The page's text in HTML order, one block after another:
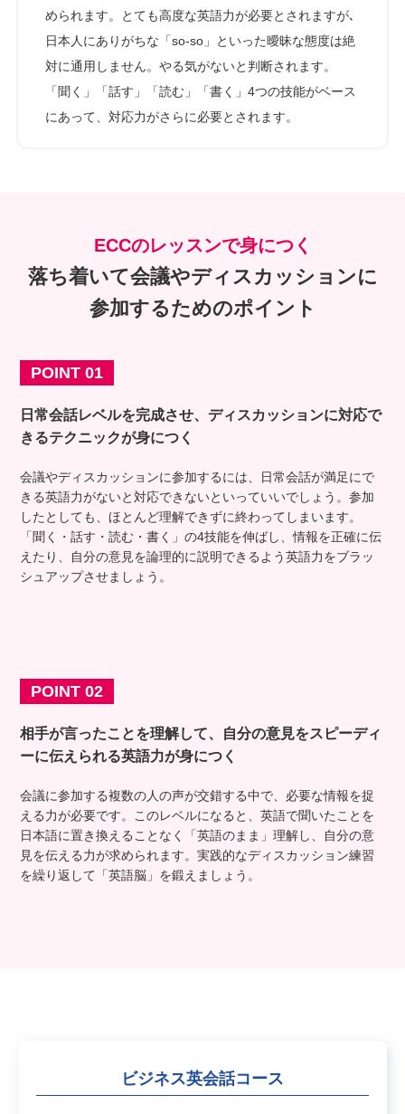
められます。とても高度な英語力が必要とされますが､
日本人にありがちな「so-so」といった曖昧な態度は絶
対に通用しません。やる気がないと判断されます。
「聞く」「話す」「読む」「書く」4つの技能がベース
にあって、対応力がさらに必要とされます。
ECCのレッスンで身につく
落ち着いて会議やディスカッションに
参加するためのポイント
POINT 01
日常会話レベルを完成させ、ディスカッションに対応で
きるテクニックが身につく
会議やディスカッションに参加するには、日常会話が満足にで
きる英語力がないと対応できないといっていいでしょう。参加
したとしても、ほとんど理解できずに終わってしまいます。
「聞く・話す・読む・書く」の4技能を伸ばし、情報を正確に伝
えたり、自分の意見を論理的に説明できるよう英語力をブラッ
シュアップさせましょう。
POINT 02
相手が言ったことを理解して、自分の意見をスピーディ
ーに伝えられる英語力が身につく
会議に参加する複数の人の声が交錯する中で、必要な情報を捉
える力が必要です。このレベルになると、英語で聞いたことを
日本語に置き換えることなく「英語のまま」理解し、自分の意
見を伝える力が求められます。実践的なディスカッション練習
を繰り返して「英語脳」を鍛えましょう。
ビジネス英会話コース